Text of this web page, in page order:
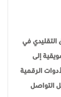
التقليدي في
إلى
الرقمية
التواصل